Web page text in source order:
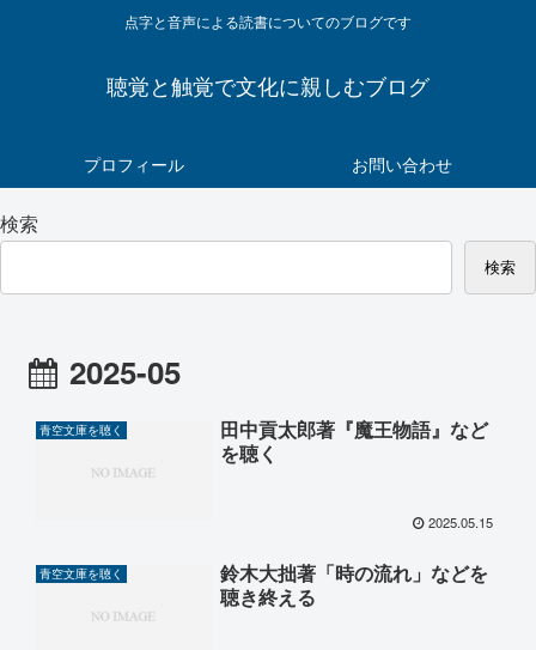
点字と音声による読書についてのブログです
聴覚と触覚で文化に親しむブログ
プロフィール お問い合わせ
検索
検索
2025-05
青空文庫を聴く
田中貢太郎著『魔王物語』など
を聴く
2025.05.15
青空文庫を聴く
鈴木大拙著「時の流れ」などを
聴き終える